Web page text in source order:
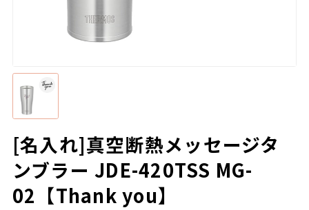
[名入れ]真空断熱メッセージタ
ンブラー JDE-420TSS MG-
02【Thank you】